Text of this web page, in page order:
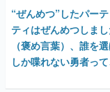
“ぜんめつ”したパー
ティはぜんめつしま
（褒め言葉）、誰を
しか喋れない勇者っ